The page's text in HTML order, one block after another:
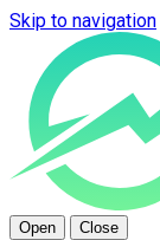
Skip to navigation
Open Close